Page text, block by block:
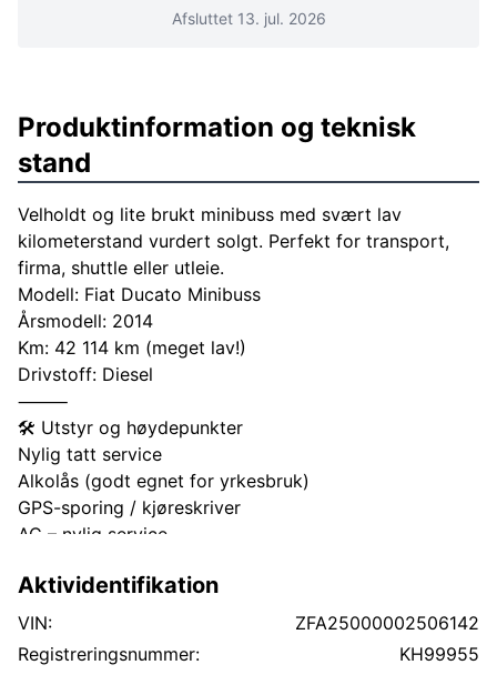
Afsluttet 13. jul. 2026
Produktinformation og teknisk
stand
Velholdt og lite brukt minibuss med svært lav
kilometerstand vurdert solgt. Perfekt for transport,
firma, shuttle eller utleie.
Modell: Fiat Ducato Minibuss
Årsmodell: 2014
Km: 42 114 km (meget lav!)
Drivstoff: Diesel
⸻
🛠️ Utstyr og høydepunkter
Nylig tatt service
Alkolås (godt egnet for yrkesbruk)
GPS-sporing / kjøreskriver
AC – nylig service
Sommer- og vinterhjul
Klar for bruk
📦 Tilstand
Aktividentifikation
VIN:
ZFA25000002506142
Registreringsnummer:
KH99955